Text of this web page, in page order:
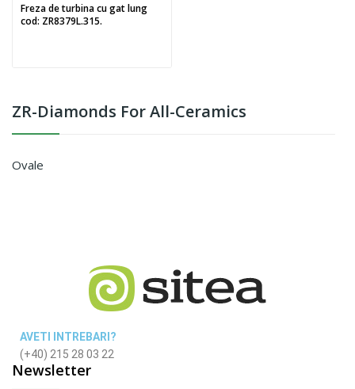
ZR-Diamonds For All-Ceramics
Ovale
Freza de turbina cu gat lung
cod: ZR8379L.315.
AVETI INTREBARI?
(+40) 215 28 03 22
Newsletter